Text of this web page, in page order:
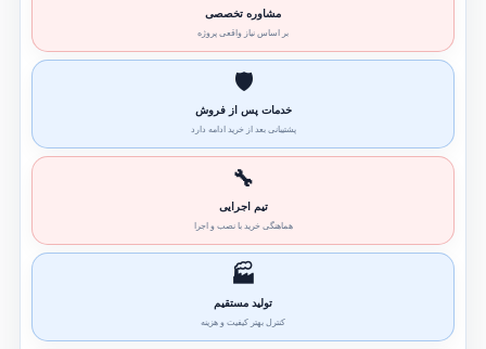
مشاوره تخصصی
بر اساس نیاز واقعی پروژه
🛡️
خدمات پس از فروش
پشتیبانی بعد از خرید ادامه دارد
🔧
تیم اجرایی
هماهنگی خرید با نصب و اجرا
🏭
تولید مستقیم
کنترل بهتر کیفیت و هزینه